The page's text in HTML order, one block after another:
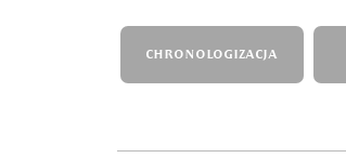
CHRONOLOGIZACJA